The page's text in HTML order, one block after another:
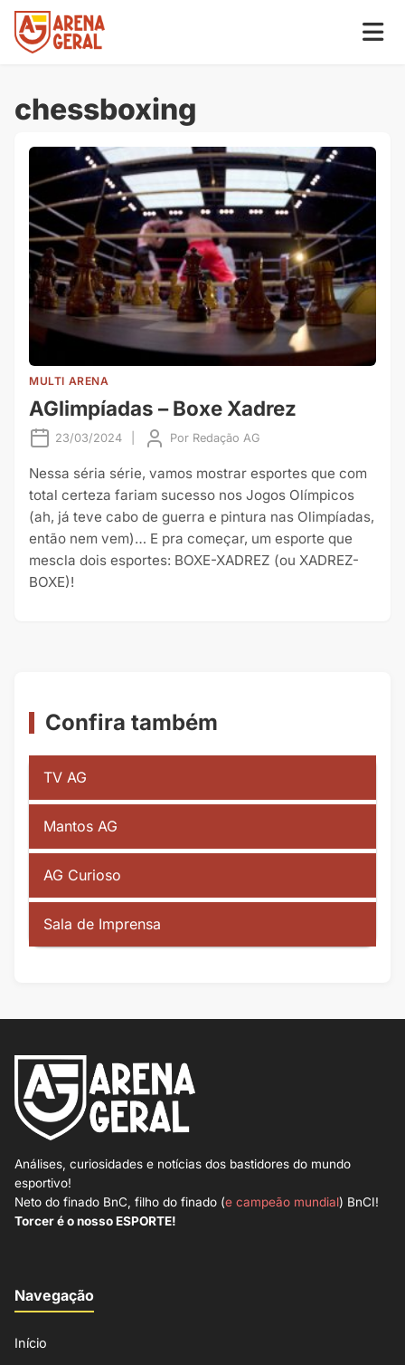
chessboxing
MULTI ARENA
AGlimpíadas – Boxe Xadrez
23/03/2024 Por Redação AG
Nessa séria série, vamos mostrar esportes que com
total certeza fariam sucesso nos Jogos Olímpicos
(ah, já teve cabo de guerra e pintura nas Olimpíadas,
então nem vem)… E pra começar, um esporte que
mescla dois esportes: BOXE-XADREZ (ou XADREZ-
BOXE)!
Confira também
TV AG
Mantos AG
AG Curioso
Sala de Imprensa
Análises, curiosidades e notícias dos bastidores do mundo
esportivo!
Neto do finado BnC, filho do finado (e campeão mundial) BnCI!
Torcer é o nosso ESPORTE!
Navegação
Início